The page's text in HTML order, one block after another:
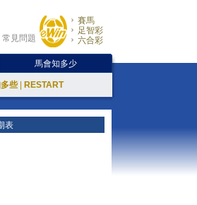
常見問題
賽馬
足智彩
六合彩
馬會知多少
些 RESTART
表